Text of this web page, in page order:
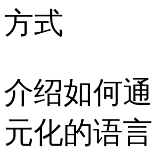
方式
介绍如何
元化的语